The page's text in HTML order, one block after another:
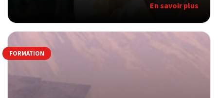
En savoir plus
FORMATION